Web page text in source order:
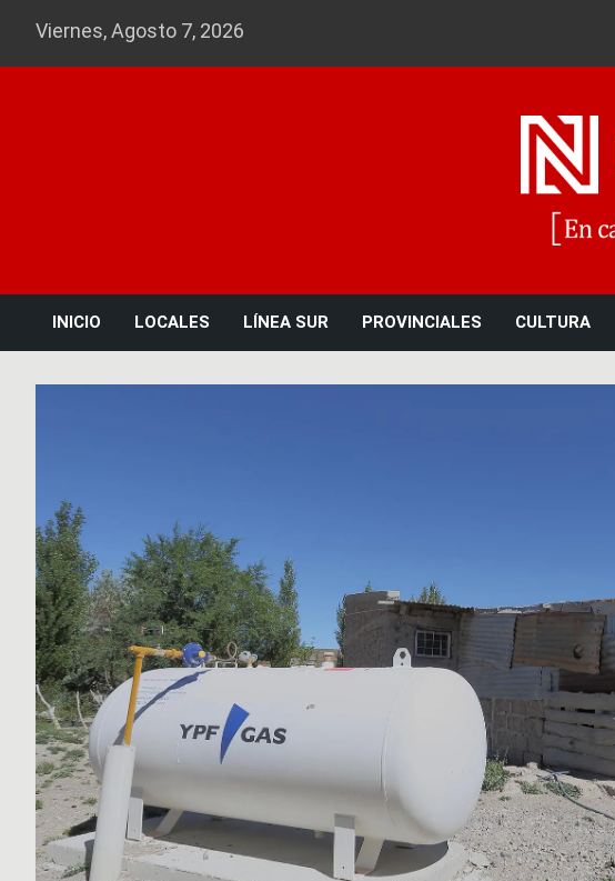
Viernes, Agosto 7, 2026
INICIO LOCALES LÍNEA SUR PROVINCIALES CULTURA